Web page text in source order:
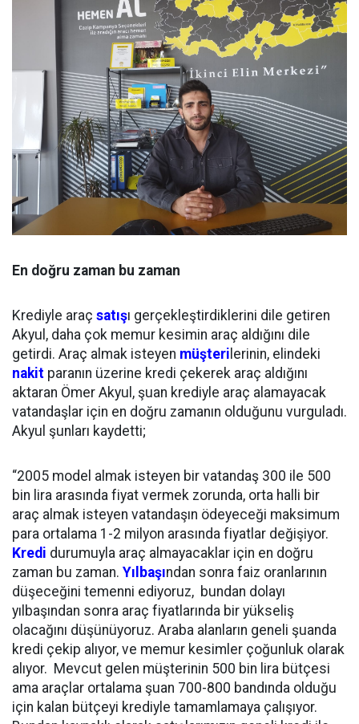
En doğru zaman bu zaman
Krediyle araç satışı gerçekleştirdiklerini dile getiren
Akyul, daha çok memur kesimin araç aldığını dile
getirdi. Araç almak isteyen müşteri lerinin, elindeki
nakit paranın üzerine kredi çekerek araç aldığını
aktaran Ömer Akyul, şuan krediyle araç alamayacak
vatandaşlar için en doğru zamanın olduğunu vurguladı.
Akyul şunları kaydetti;
“2005 model almak isteyen bir vatandaş 300 ile 500
bin lira arasında fiyat vermek zorunda, orta halli bir
araç almak isteyen vatandaşın ödeyeceği maksimum
para ortalama 1-2 milyon arasında fiyatlar değişiyor.
Kredi durumuyla araç almayacaklar için en doğru
zaman bu zaman. Yılbaşından sonra faiz oranlarının
düşeceğini temenni ediyoruz, bundan dolayı
yılbaşından sonra araç fiyatlarında bir yükseliş
olacağını düşünüyoruz. Araba alanların geneli şuanda
kredi çekip alıyor, ve memur kesimler çoğunluk olarak
alıyor. Mevcut gelen müşterinin 500 bin lira bütçesi
ama araçlar ortalama şuan 700-800 bandında olduğu
için kalan bütçeyi krediyle tamamlamaya çalışıyor.